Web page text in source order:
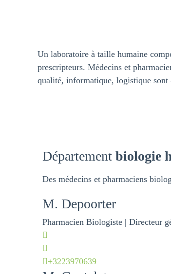
Un laboratoire à taille humaine
prescripteurs. Médecins et
qualité, informatique, logistique sont
Départementbiologie
Des médecins et pharmaciens
M. Depoorter
Pharmacien Biologiste | Directeur
+3223970639